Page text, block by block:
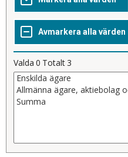
Valda 0 Totalt3